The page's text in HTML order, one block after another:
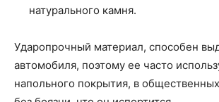
натурального камня.
Ударопрочный материал, способен
автомобиля, поэтому ее часто
напольного покрытия, в